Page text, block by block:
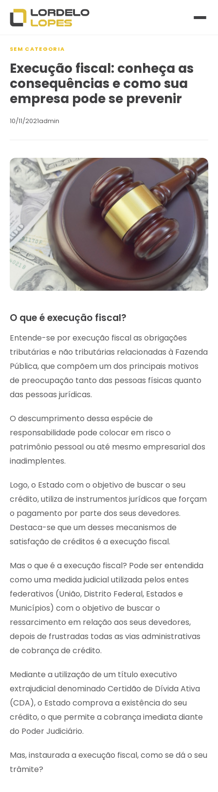
SEM CATEGORIA
Execução fiscal: conheça as
consequências e como sua
empresa pode se prevenir
10/11/2021admin
O que é execução fiscal?
Entende-se por execução fiscal as obrigações
tributárias e não tributárias relacionadas à Fazenda
Pública, que compõem um dos principais motivos
de preocupação tanto das pessoas físicas quanto
das pessoas jurídicas.
O descumprimento dessa espécie de
responsabilidade pode colocar em risco o
patrimônio pessoal ou até mesmo empresarial dos
inadimplentes.
Logo, o Estado com o objetivo de buscar o seu
crédito, utiliza de instrumentos jurídicos que forçam
o pagamento por parte dos seus devedores.
Destaca-se que um desses mecanismos de
satisfação de créditos é a execução fiscal.
Mas o que é a execução fiscal? Pode ser entendida
como uma medida judicial utilizada pelos entes
federativos (União, Distrito Federal, Estados e
Municípios) com o objetivo de buscar o
ressarcimento em relação aos seus devedores,
depois de frustradas todas as vias administrativas
de cobrança de crédito.
Mediante a utilização de um título executivo
extrajudicial denominado Certidão de Dívida Ativa
(CDA), o Estado comprova a existência do seu
crédito, o que permite a cobrança imediata diante
do Poder Judiciário.
Mas, instaurada a execução fiscal, como se dá o seu
trâmite?